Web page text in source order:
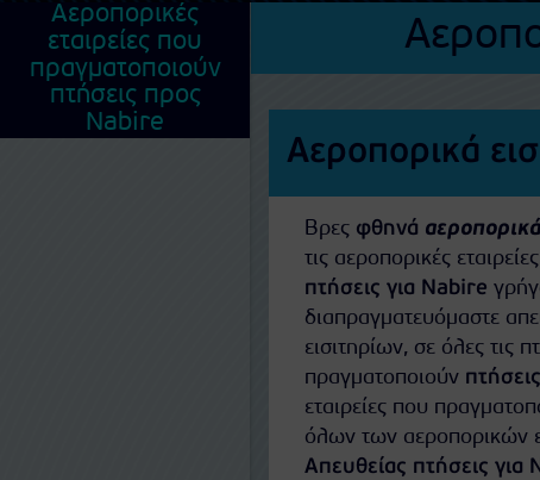
Αεροπορικές
εταιρείες που
πραγματοποιούν
πτήσεις προς
Nabire
Αεροπορικά
Βρες φθηνά
τις αεροπορικές
πτήσεις για Nabire
διαπραγματευόμαστε
εισιτηρίων, σε όλες τις
πραγματοποιούν
εταιρείες που
όλων των αεροπορικών
Απευθείας πτήσεις για